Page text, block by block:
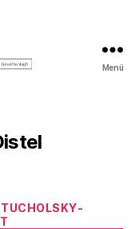
Menü
TUCHOLSKY-